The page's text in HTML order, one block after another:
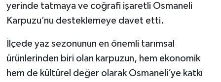
yerinde tatmaya ve coğrafi işaretli Osmaneli
Karpuzu’nu desteklemeye davet etti.
İlçede yaz sezonunun en önemli tarımsal
ürünlerinden biri olan karpuzun, hem ekonomik
hem de kültürel değer olarak Osmaneli’ye katkı